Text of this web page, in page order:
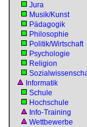
Jura
Musik/Kunst
Pädagogik
Philosophie
Politik/Wirtschaft
Psychologie
Religion
Informatik
Schule
Hochschule
Info-Training
Wettbewerbe